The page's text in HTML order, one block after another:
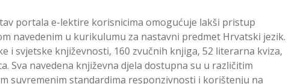
portala e-lektire korisnicima omogućuje lakši pristup
navedenim u kurikulumu za nastavni predmet Hrvatski jezik.
i svjetske književnosti, 160 zvučnih knjiga, 52 literarna kviza,
Sva navedena književna djela dostupna su u različitim
suvremenim standardima responzivnosti i korištenju na